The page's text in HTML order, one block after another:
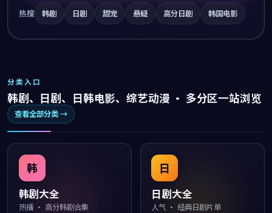
热搜 韩剧 日剧 甜宠 悬疑 高分日剧 韩国电影
分类入口
韩剧、日剧、日韩电影、综艺动漫 · 多分区一站浏览
查看全部分类 →
韩
韩剧大全
热播 · 高分韩剧合集
日
日剧大全
人气 · 经典日剧片单